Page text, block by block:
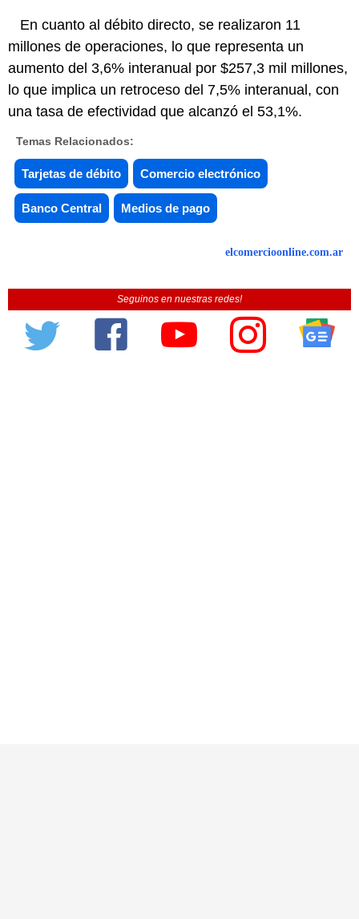
En cuanto al débito directo, se realizaron 11
millones de operaciones, lo que representa un
aumento del 3,6% interanual por $257,3 mil millones,
lo que implica un retroceso del 7,5% interanual, con
una tasa de efectividad que alcanzó el 53,1%.
Temas Relacionados:
Tarjetas de débito Comercio electrónico
Banco Central Medios de pago
elcomercioonline.com.ar
Seguinos en nuestras redes!